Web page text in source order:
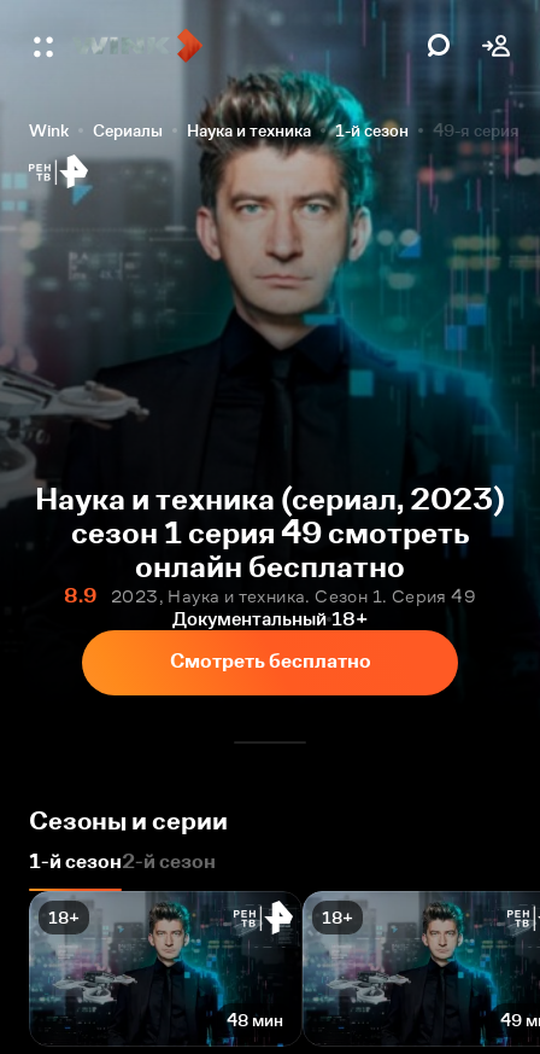
Wink Сериалы Наука и техника 1-й сезон 49-я серия
Наука и техника (сериал, 2023)
сезон 1 серия 49 смотреть
онлайн бесплатно
8.9
2023, Наука и техника. Сезон 1. Серия 49
Документальный 18+
Смотреть бесплатно
Сезоны и серии
1-й сезон2-й сезон
18+
48 мин
18+
49